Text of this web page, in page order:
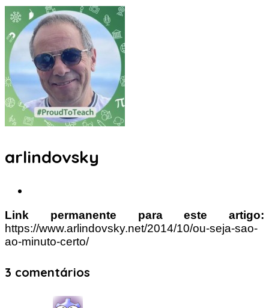
arlindovsky
Link permanente para este artigo:
https://www.arlindovsky.net/2014/10/ou-seja-sao-
ao-minuto-certo/
3 comentários